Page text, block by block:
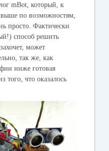
mBot, который, к
выше по возможностям,
просто. Фактически
способ решить
может
так же, как
ниже готовая
того, что оказалось